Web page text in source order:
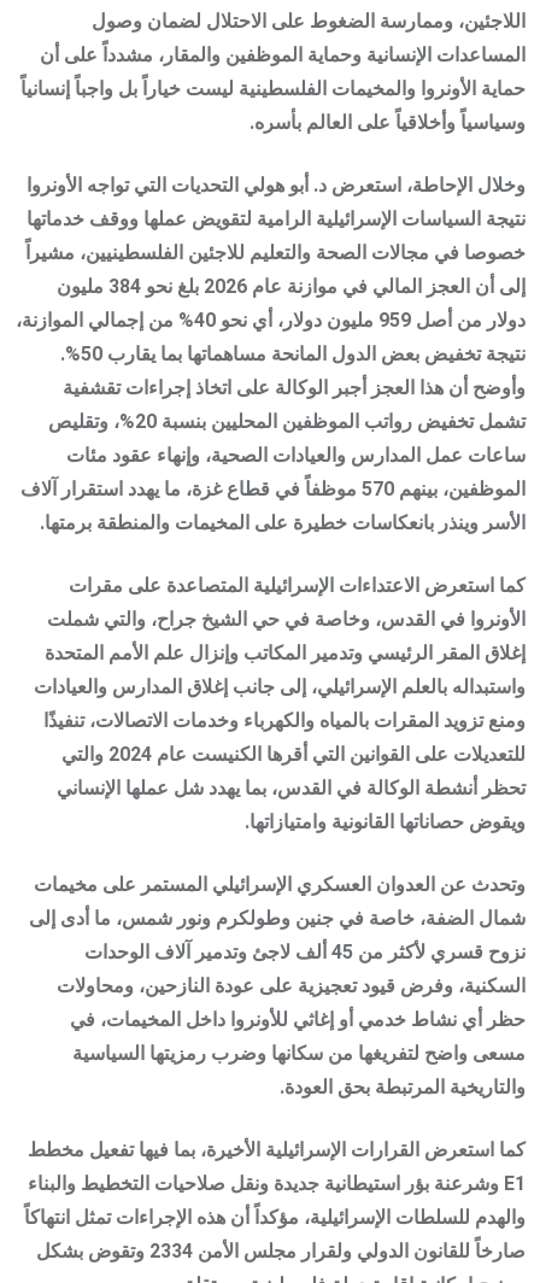
اللاجئين، وممارسة الضغوط على الاحتلال لضمان وصول
المساعدات الإنسانية وحماية الموظفين والمقار، مشدداً على أن
حماية الأونروا والمخيمات الفلسطينية ليست خياراً بل واجباً إنسانياً
وسياسياً وأخلاقياً على العالم بأسره.
وخلال الإحاطة، استعرض د. أبو هولي التحديات التي تواجه الأونروا
نتيجة السياسات الإسرائيلية الرامية لتقويض عملها ووقف خدماتها
خصوصا في مجالات الصحة والتعليم للاجئين الفلسطينيين، مشيراً
إلى أن العجز المالي في موازنة عام 2026 بلغ نحو 384 مليون
دولار من أصل 959 مليون دولار، أي نحو 40% من إجمالي الموازنة،
نتيجة تخفيض بعض الدول المانحة مساهماتها بما يقارب 50%.
وأوضح أن هذا العجز أجبر الوكالة على اتخاذ إجراءات تقشفية
تشمل تخفيض رواتب الموظفين المحليين بنسبة 20%، وتقليص
ساعات عمل المدارس والعيادات الصحية، وإنهاء عقود مئات
الموظفين، بينهم 570 موظفاً في قطاع غزة، ما يهدد استقرار آلاف
الأسر وينذر بانعكاسات خطيرة على المخيمات والمنطقة برمتها.
كما استعرض الاعتداءات الإسرائيلية المتصاعدة على مقرات
الأونروا في القدس، وخاصة في حي الشيخ جراح، والتي شملت
إغلاق المقر الرئيسي وتدمير المكاتب وإنزال علم الأمم المتحدة
واستبداله بالعلم الإسرائيلي، إلى جانب إغلاق المدارس والعيادات
ومنع تزويد المقرات بالمياه والكهرباء وخدمات الاتصالات، تنفيذًا
للتعديلات على القوانين التي أقرها الكنيست عام 2024 والتي
تحظر أنشطة الوكالة في القدس، بما يهدد شل عملها الإنساني
ويقوض حصاناتها القانونية وامتيازاتها.
وتحدث عن العدوان العسكري الإسرائيلي المستمر على مخيمات
شمال الضفة، خاصة في جنين وطولكرم ونور شمس، ما أدى إلى
نزوح قسري لأكثر من 45 ألف لاجئ وتدمير آلاف الوحدات
السكنية، وفرض قيود تعجيزية على عودة النازحين، ومحاولات
حظر أي نشاط خدمي أو إغاثي للأونروا داخل المخيمات، في
مسعى واضح لتفريغها من سكانها وضرب رمزيتها السياسية
والتاريخية المرتبطة بحق العودة.
كما استعرض القرارات الإسرائيلية الأخيرة، بما فيها تفعيل مخطط
E1 وشرعنة بؤر استيطانية جديدة ونقل صلاحيات التخطيط والبناء
والهدم للسلطات الإسرائيلية، مؤكداً أن هذه الإجراءات تمثل انتهاكاً
صارخاً للقانون الدولي ولقرار مجلس الأمن 2334 وتقوض بشكل